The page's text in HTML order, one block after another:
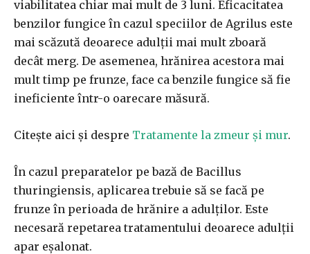
viabilitatea chiar mai mult de 3 luni. Eficacitatea
benzilor fungice în cazul speciilor de Agrilus este
mai scăzută deoarece adulții mai mult zboară
decât merg. De asemenea, hrănirea acestora mai
mult timp pe frunze, face ca benzile fungice să fie
ineficiente într-o oarecare măsură.
Citește aici și despre Tratamente la zmeur și mur.
În cazul preparatelor pe bază de Bacillus
thuringiensis, aplicarea trebuie să se facă pe
frunze în perioada de hrănire a adulților. Este
necesară repetarea tratamentului deoarece adulții
apar eșalonat.